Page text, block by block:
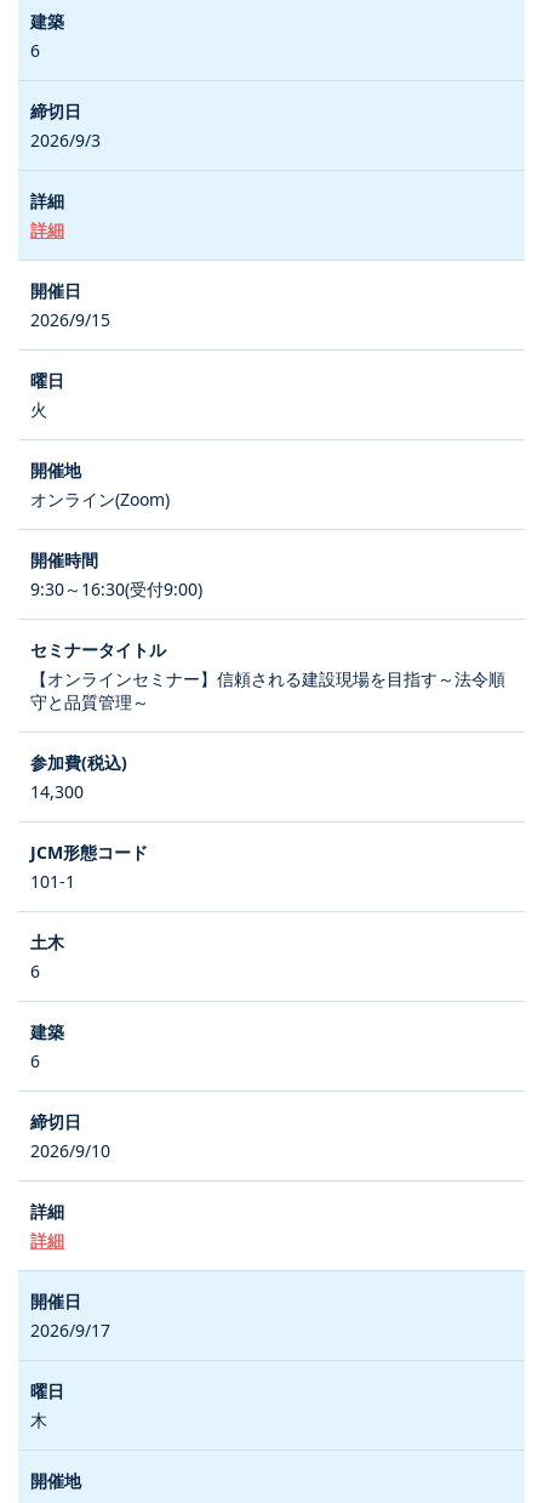
6
2026/9/3
詳細
2026/9/15
火
オンライン(Zoom)
9:30～16:30(受付9:00)
【オンラインセミナー】信頼される建設現場を目指す～法令順
守と品質管理～
14,300
101-1
6
6
2026/9/10
詳細
2026/9/17
木